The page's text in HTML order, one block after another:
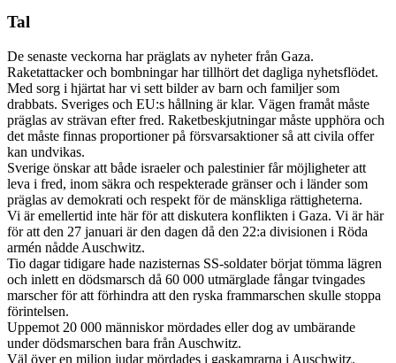
Tal
De senaste veckorna har präglats av nyheter från Gaza.
Raketattacker och bombningar har tillhört det dagliga nyhetsflödet.
Med sorg i hjärtat har vi sett bilder av barn och familjer som
drabbats. Sveriges och EU:s hållning är klar. Vägen framåt måste
präglas av strävan efter fred. Raketbeskjutningar måste upphöra och
det måste finnas proportioner på försvarsaktioner så att civila offer
kan undvikas.
Sverige önskar att både israeler och palestinier får möjligheter att
leva i fred, inom säkra och respekterade gränser och i länder som
präglas av demokrati och respekt för de mänskliga rättigheterna.
Vi är emellertid inte här för att diskutera konflikten i Gaza. Vi är här
för att den 27 januari är den dagen då den 22:a divisionen i Röda
armén nådde Auschwitz.
Tio dagar tidigare hade nazisternas SS-soldater börjat tömma lägren
och inlett en dödsmarsch då 60 000 utmärglade fångar tvingades
marscher för att förhindra att den ryska frammarschen skulle stoppa
förintelsen.
Uppemot 20 000 människor mördades eller dog av umbärande
under dödsmarschen bara från Auschwitz.
Väl över en miljon judar mördades i gaskamrarna i Auschwitz.